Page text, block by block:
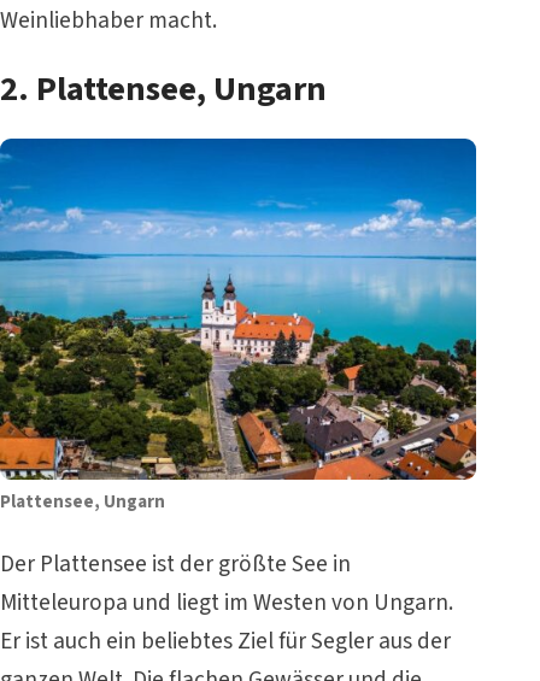
Weinliebhaber macht.
2. Plattensee, Ungarn
Plattensee, Ungarn
Der Plattensee ist der größte See in
Mitteleuropa und liegt im Westen von Ungarn.
Er ist auch ein beliebtes Ziel für Segler aus der